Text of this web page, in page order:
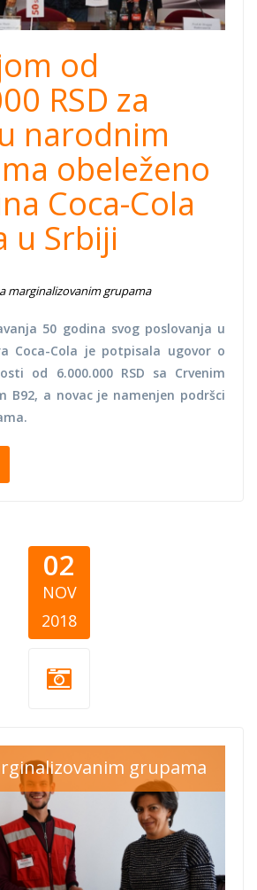
od
RSD za
narodnim
obeleženo
Coca-Cola
u Srbiji
marginalizovanim grupama
50 godina svog poslovanja u
Coca-Cola je potpisala ugovor o
od 6.000.000 RSD sa Crvenim
B92, a novac je namenjen podršci
02
NOV
2018
grupama